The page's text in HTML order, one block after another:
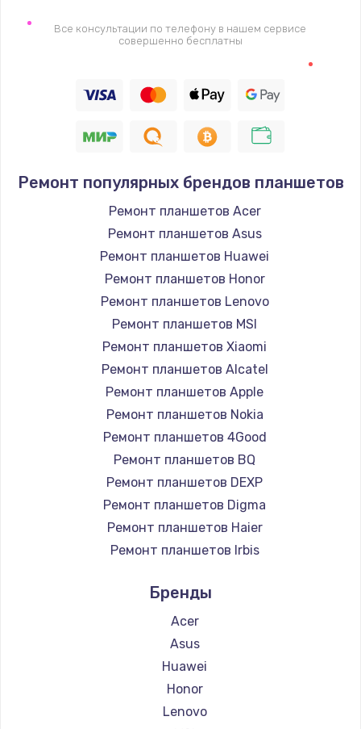
Заказать
Настройка BIOS
Заказать
Ремонт подсветки
1150 руб.
Заказать
1320 руб.
Заказать
Чистка от пыли
990 руб.
Заказать
Замена жесткого диска
875 руб.
Заказать
Установка драйверов
Заказать
Замена вебкамеры
1490 руб.
Все консультации по телефону в нашем сервисе
совершенно бесплатны
Ремонт популярных брендов планшетов
Ремонт планшетов Acer
Ремонт планшетов Asus
Ремонт планшетов Huawei
Ремонт планшетов Honor
Ремонт планшетов Lenovo
Ремонт планшетов MSI
Ремонт планшетов Xiaomi
Ремонт планшетов Alcatel
Ремонт планшетов Apple
Ремонт планшетов Nokia
Ремонт планшетов 4Good
Ремонт планшетов BQ
Ремонт планшетов DEXP
Ремонт планшетов Digma
Ремонт планшетов Haier
Ремонт планшетов Irbis
Ремонт планшетов Microsoft
Ремонт планшетов BlackView
Ремонт планшетов Amazon
Ремонт планшетов Aquarius
Ремонт планшетов Philips
Ремонт планшетов Dell
Бренды
Acer
Asus
Huawei
Honor
Lenovo